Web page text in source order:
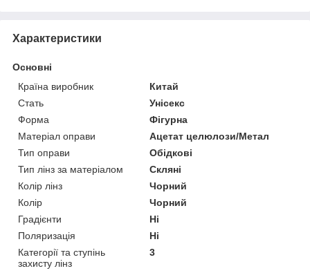
Характеристики
Основні
Країна виробник
Китай
Стать
Унісекс
Форма
Фігурна
Матеріал оправи
Ацетат целюлози/Метал
Тип оправи
Обідкові
Тип лінз за матеріалом
Скляні
Колір лінз
Чорний
Колір
Чорний
Градієнти
Ні
Поляризація
Ні
Категорії та ступінь
захисту лінз
3